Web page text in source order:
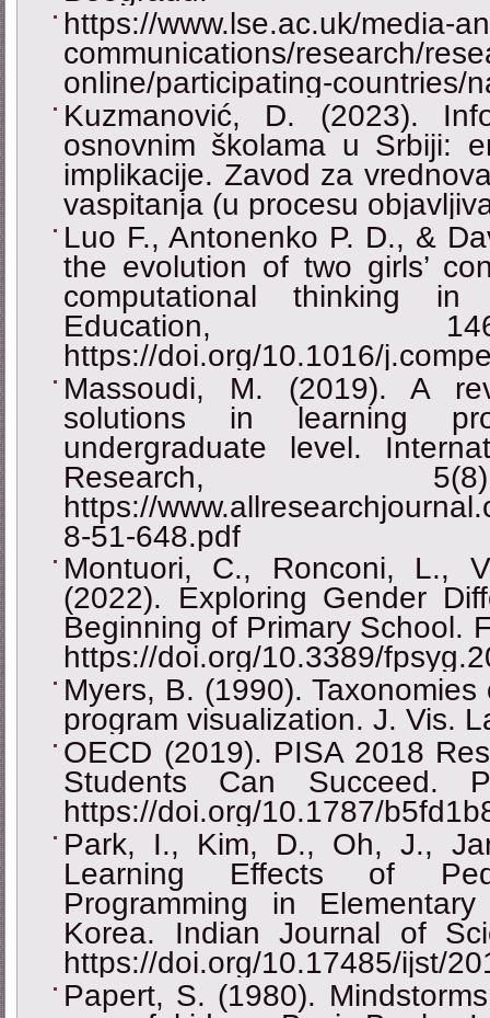
https://www.lse.ac.uk/media-
communications/research/
online/participating-countries/
Kuzmanović, D. (2023).
osnovnim školama u Srbiji:
implikacije. Zavod za
vaspitanja (u procesu
Luo F., Antonenko P. D., &
the evolution of two girls’
computational thinking
Education,
https://doi.org/10.1016/
Massoudi, M. (2019). A
solutions in learning
undergraduate level.
Research,
https://
8-51-648.pdf
Montuori, C., Ronconi, L.,
(2022). Exploring Gender
Beginning of Primary School.
https://doi.org/10.3389/
Myers, B. (1990).
program visualization. J. Vis.
OECD (2019). PISA 2018
Students Can Succeed.
https://doi.org/10.1787/
Park, I., Kim, D., Oh, J.,
Learning Effects of
Programming in
Korea. Indian Journal of
https://doi.org/10.17485/ijst/
Papert, S. (1980).